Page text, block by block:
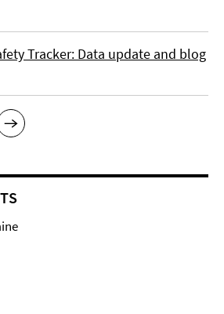
Tracker: Data update and blog